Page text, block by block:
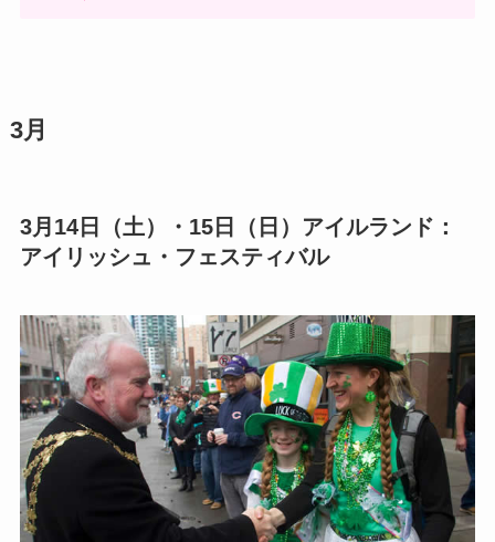
3月
3月14日（土）・15日︎︎（日）アイルランド：
アイリッシュ・フェスティバル